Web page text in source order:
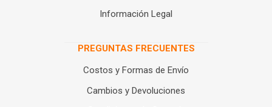
Información Legal
PREGUNTAS FRECUENTES
Costos y Formas de Envío
Cambios y Devoluciones